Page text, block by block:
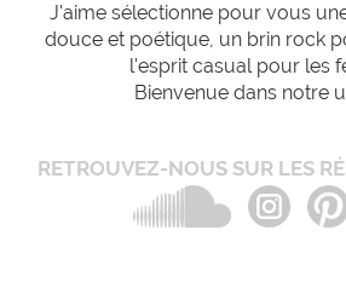
J'aime sélectionne pour vous
douce et poétique, un brin rock
l'esprit casual pour les
Bienvenue dans notre
RETROUVEZ-NOUS SUR LES